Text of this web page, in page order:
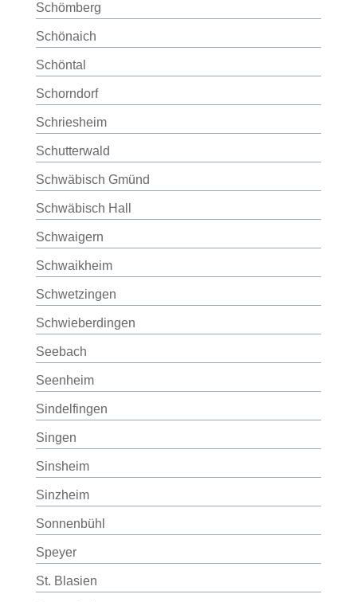
Schömberg
Schönaich
Schöntal
Schorndorf
Schriesheim
Schutterwald
Schwäbisch Gmünd
Schwäbisch Hall
Schwaigern
Schwaikheim
Schwetzingen
Schwieberdingen
Seebach
Seenheim
Sindelfingen
Singen
Sinsheim
Sinzheim
Sonnenbühl
Speyer
St. Blasien